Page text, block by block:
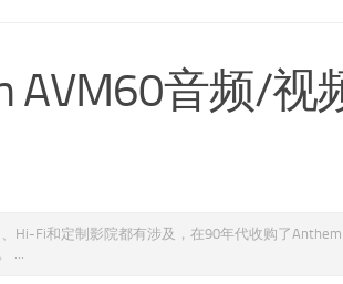
AVM60音频/视
Hi-Fi和定制影院都有涉及，在90年代收购了